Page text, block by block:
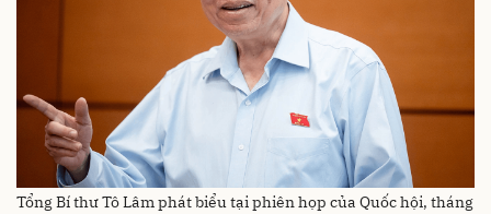
Tổng Bí thư Tô Lâm phát biểu tại phiên họp của Quốc hội, tháng